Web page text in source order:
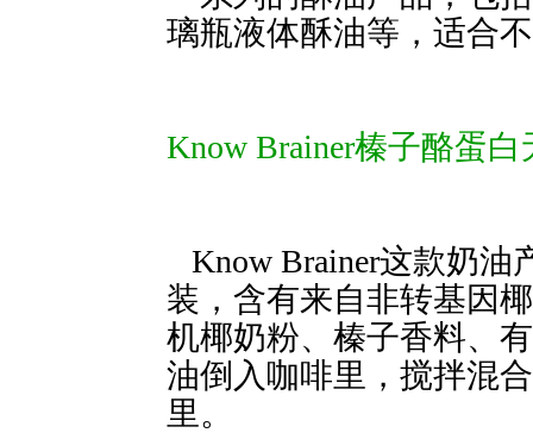
璃瓶液体酥油等，适合
Know Brainer榛子酪蛋
Know Brainer这款奶油
装，含有来自非转基因
机椰奶粉、榛子香料、
油倒入咖啡里，搅拌混合即
里。